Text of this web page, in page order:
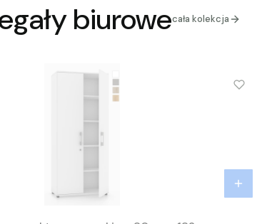
biurowecała kolekcja